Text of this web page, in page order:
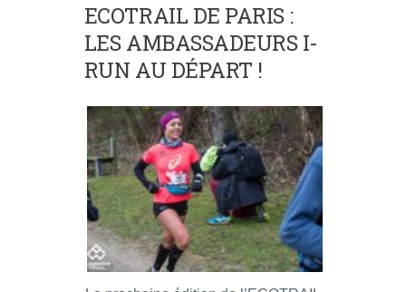
ECOTRAIL DE PARIS :
LES AMBASSADEURS I-
RUN AU DÉPART !